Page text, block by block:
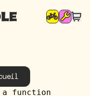
a function